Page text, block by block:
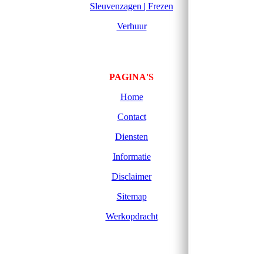
Sleuvenzagen | Frezen
Verhuur
PAGINA'S
Home
Contact
Diensten
Informatie
Disclaimer
Sitemap
Werkopdracht